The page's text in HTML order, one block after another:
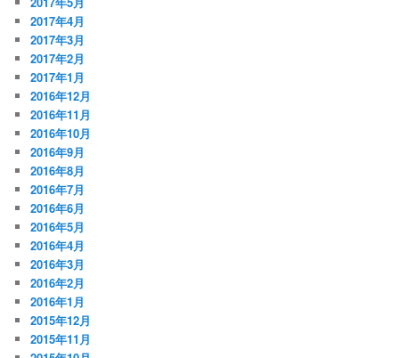
2017年4月
2017年3月
2017年2月
2017年1月
2016年12月
2016年11月
2016年10月
2016年9月
2016年8月
2016年7月
2016年6月
2016年5月
2016年4月
2016年3月
2016年2月
2016年1月
2015年12月
2015年11月